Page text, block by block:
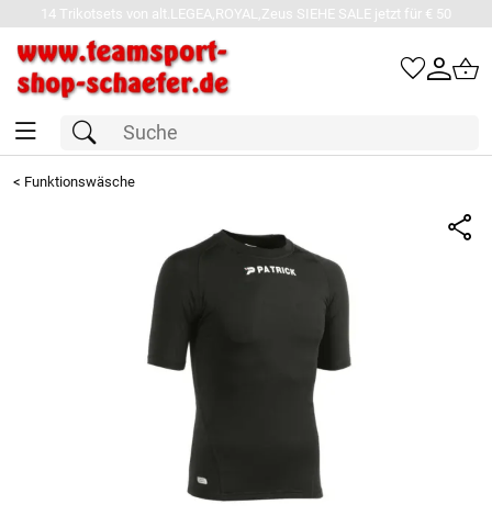
14 Trikotsets von alt.LEGEA,ROYAL,Zeus SIEHE SALE jetzt für € 50
< Funktionswäsche